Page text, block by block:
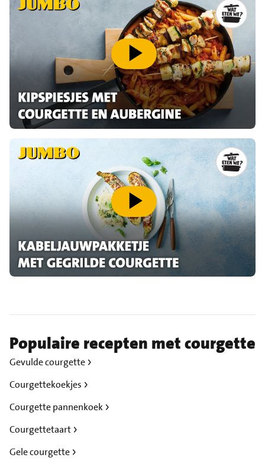
speel video af
speel video af
Populaire recepten met courgette
Gevulde courgette
Courgettekoekjes
Courgette pannenkoek
Courgettetaart
Gele courgette